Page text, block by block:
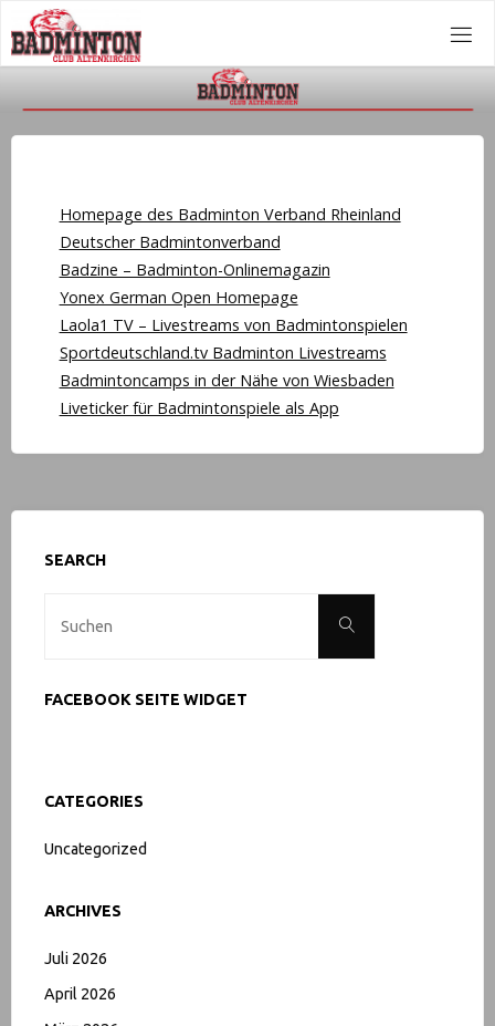
Zum
Inhalt
springen
Homepage des Badminton Verband Rheinland
Deutscher Badmintonverband
Badzine – Badminton-Onlinemagazin
Yonex German Open Homepage
Laola1 TV – Livestreams von Badmintonspielen
Sportdeutschland.tv Badminton Livestreams
Badmintoncamps in der Nähe von Wiesbaden
Liveticker für Badmintonspiele als App
SEARCH
Suchen
FACEBOOK SEITE WIDGET
CATEGORIES
Uncategorized
ARCHIVES
Juli 2026
April 2026